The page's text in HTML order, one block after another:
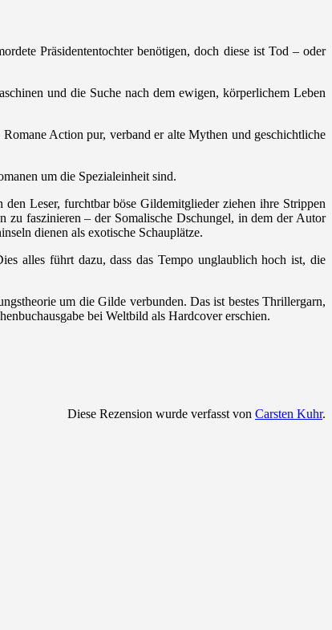
Präsidententochter benötigen, doch diese ist Tod – oder
und die Suche nach dem ewigen, körperlichem Leben
Action pur, verband er alte Mythen und geschichtliche
um die Spezialeinheit sind.
Leser, furchtbar böse Gildemitglieder ziehen ihre Strippen
zu faszinieren – der Somalische Dschungel, in dem der Autor
dienen als exotische Schauplätze.
alles führt dazu, dass das Tempo unglaublich hoch ist, die
um die Gilde verbunden. Das ist bestes Thrillergarn,
bei Weltbild als Hardcover erschien.
Diese Rezension wurde verfasst von Carsten Kuhr.